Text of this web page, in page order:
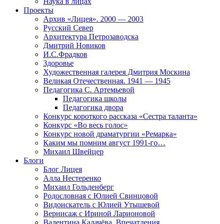
Проекты
Архив «Лицея». 2000 — 2003
Русский Север
Архитектура Петрозаводска
Дмитрий Новиков
И.С.Фрадков
Здоровье
Художественная галерея Дмитрия Москина
Великая Отечественная. 1941 — 1945
Педагогика С. Артемьевой
Педагогика школы
Педагогика двора
Конкурс короткого рассказа «Сестра таланта»
Конкурс «Во весь голос»
Конкурс новой драматургии «Ремарка»
Каким мы помним август 1991-го…
Михаил Швейцер
Блоги
Блог Лицея
Алла Нестеренко
Михаил Гольденберг
Родословная с Юлией Свинцовой
Видоискатель с Юлией Утышевой
Вернисаж с Ириной Ларионовой